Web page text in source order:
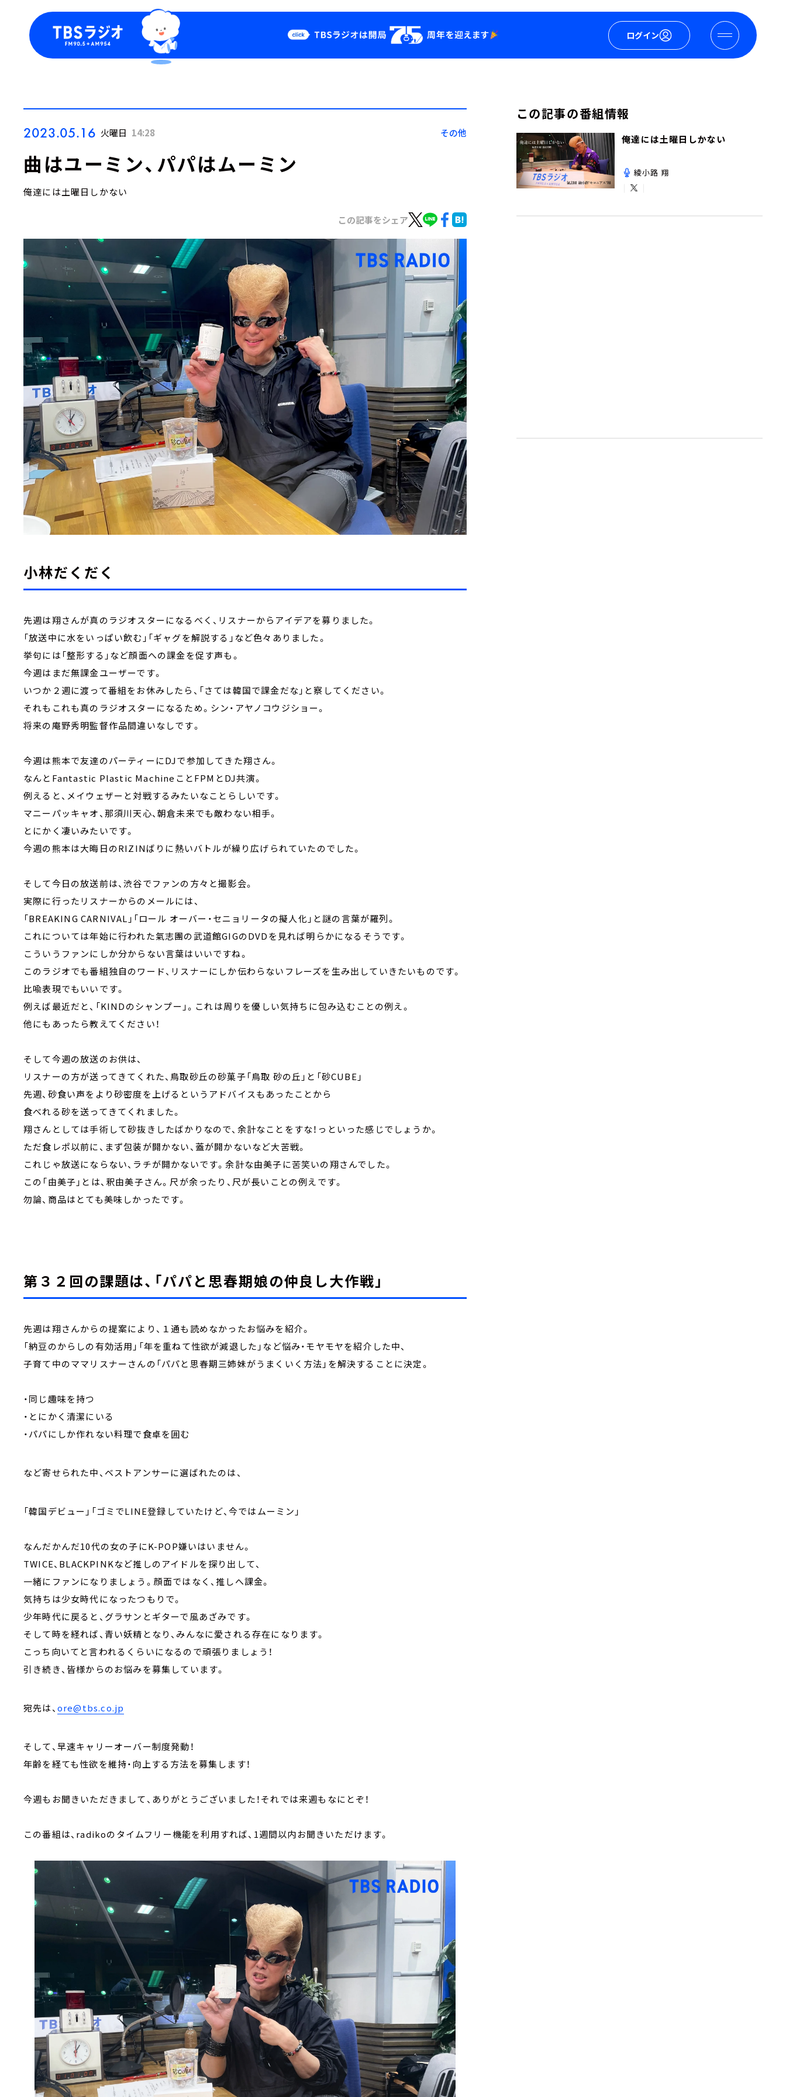
ログイン
Podcast
YouTube
2023.05.16 火曜日 14:28 その他
曲はユーミン、パパはムーミン
俺達には土曜日しかない
この記事をシェア
小林だくだく
先週は翔さんが真のラジオスターになるべく、リスナーからアイデアを募りました。
「放送中に水をいっぱい飲む」「ギャグを解説する」など色々ありました。
挙句には「整形する」など顔面への課金を促す声も。
今週はまだ無課金ユーザーです。
いつか２週に渡って番組をお休みしたら、「さては韓国で課金だな」と察してください。
それもこれも真のラジオスターになるため。シン・アヤノコウジショー。
将来の庵野秀明監督作品間違いなしです。
今週は熊本で友達のパーティーにDJで参加してきた翔さん。
なんとFantastic Plastic MachineことFPMとDJ共演。
例えると、メイウェザーと対戦するみたいなことらしいです。
マニーパッキャオ、那須川天心、朝倉未来でも敵わない相手。
とにかく凄いみたいです。
今週の熊本は大晦日のRIZINばりに熱いバトルが繰り広げられていたのでした。
そして今日の放送前は、渋谷でファンの方々と撮影会。
実際に行ったリスナーからのメールには、
「BREAKING CARNIVAL」「ロール オーバー・セニョリータの擬人化」と謎の言葉が羅列。
これについては年始に行われた氣志團の武道館GIGのDVDを見れば明らかになるそうです。
こういうファンにしか分からない言葉はいいですね。
このラジオでも番組独自のワード、リスナーにしか伝わらないフレーズを生み出していきたいものです。
比喩表現でもいいです。
例えば最近だと、「KINDのシャンプー」。これは周りを優しい気持ちに包み込むことの例え。
他にもあったら教えてください！
そして今週の放送のお供は、
リスナーの方が送ってきてくれた、鳥取砂丘の砂菓子「鳥取 砂の丘」と「砂CUBE」
先週、砂食い声をより砂密度を上げるというアドバイスもあったことから
食べれる砂を送ってきてくれました。
翔さんとしては手術して砂抜きしたばかりなので、余計なことをすな！っといった感じでしょうか。
ただ食レポ以前に、まず包装が開かない、蓋が開かないなど大苦戦。
これじゃ放送にならない、ラチが開かないです。余計な由美子に苦笑いの翔さんでした。
この「由美子」とは、釈由美子さん。尺が余ったり、尺が長いことの例えです。
勿論、商品はとても美味しかったです。
第３２回の課題は、「パパと思春期娘の仲良し大作戦」
先週は翔さんからの提案により、１通も読めなかったお悩みを紹介。
「納豆のからしの有効活用」「年を重ねて性欲が減退した」など悩み・モヤモヤを紹介した中、
子育て中のママリスナーさんの「パパと思春期三姉妹がうまくいく方法」を解決することに決定。
・同じ趣味を持つ
・とにかく清潔にいる
・パパにしか作れない料理で食卓を囲む
など寄せられた中、ベストアンサーに選ばれたのは、
「韓国デビュー」「ゴミでLINE登録していたけど、今ではムーミン」
なんだかんだ10代の女の子にK-POP嫌いはいません。
TWICE、BLACKPINKなど推しのアイドルを探り出して、
一緒にファンになりましょう。顔面ではなく、推しへ課金。
気持ちは少女時代になったつもりで。
少年時代に戻ると、グラサンとギターで風あざみです。
そして時を経れば、青い妖精となり、みんなに愛される存在になります。
こっち向いてと言われるくらいになるので頑張りましょう！
引き続き、皆様からのお悩みを募集しています。
宛先は、 ore@tbs.co.jp
そして、早速キャリーオーバー制度発動！
年齢を経ても性欲を維持・向上する方法を募集します！
今週もお聞きいただきまして、ありがとうございました！それでは来週もなにとぞ！
この番組は、radikoのタイムフリー機能を利用すれば、1週間以内お聞きいただけます。
この記事の番組情報
俺達には土曜日しかない
綾小路 翔